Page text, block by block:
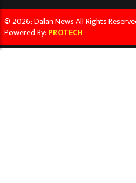
© 2026: Dalan News All Rights
Powered By: PROTECH